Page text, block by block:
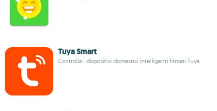
Tuya Smart
Controlla i dispositivi domestici intelligenti firmati Tuya